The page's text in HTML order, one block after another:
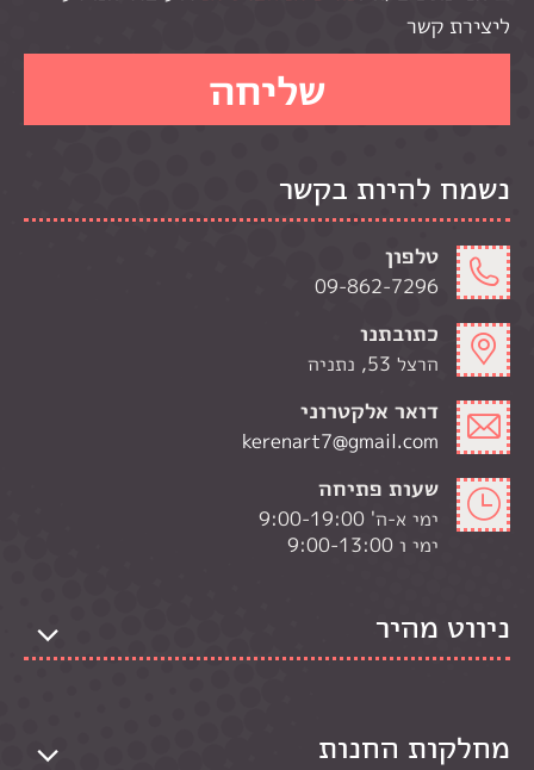
ליצירת קשר
נשמח להיות בקשר
טלפון
09-862-7296
כתובתנו
הרצל 53, נתניה
דואר אלקטרוני
kerenart7@gmail.com
שעות פתיחה
ימי א-ה' 9:00-19:00
ימי ו 9:00-13:00
ניווט מהיר
מחלקות החנות